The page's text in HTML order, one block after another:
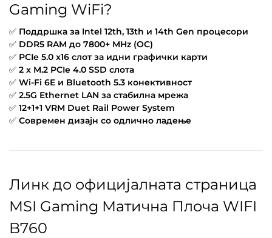
Gaming WiFi?
✅ Поддршка за Intel 12th, 13th и 14th Gen процесори
✅ DDR5 RAM до 7800+ MHz (OC)
✅ PCIe 5.0 x16 слот за идни графички карти
✅ 2 x M.2 PCIe 4.0 SSD слота
✅ Wi-Fi 6E и Bluetooth 5.3 конективност
✅ 2.5G Ethernet LAN за стабилна мрежа
✅ 12+1+1 VRM Duet Rail Power System
✅ Современ дизајн со одлично ладење
Линк до официјалната страница
MSI Gaming Матична Плоча WIFI
B760